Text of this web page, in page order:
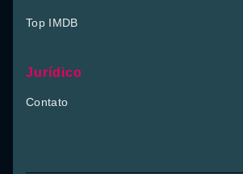
Top IMDB
Jurídico
Contato